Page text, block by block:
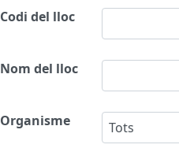
Codi del lloc
Nom del lloc
Organisme Tots